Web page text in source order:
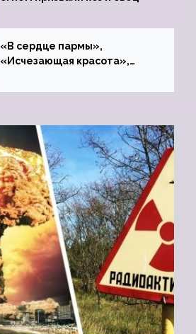
«В сердце пармы»,
«Исчезающая красота»,